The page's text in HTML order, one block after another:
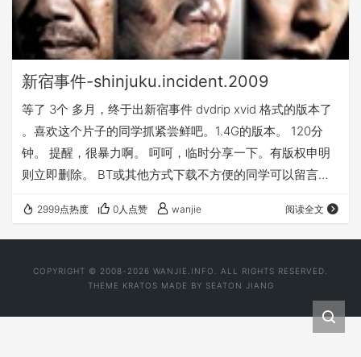
新宿事件-shinjuku.incident.2009
等了 3个 多月，终于出新宿事件 dvdrip xvid 格式的版本了
。喜欢这个片子的同学抓紧尝鲜吧。1.4G的版本。 120分
钟。 提醒，很暴力啊。 呵呵，临时分享一下。有版权申明
则立即删除。 BT或其他方式下载不方便的同学可以留言，
看 flv。 画质嘛，很差，单个文件仅92M. 压缩了 近10倍。
流媒体是要牺牲画质的。明天也许再压一个清晰点的。 Get
2999点热度 0人点赞 wanjie 阅读全文
COPYRIGHT © 2008-2026 WANJIE.INFO. ALL RIGHTS RESERVED.
THEME KRATOS MADE BY SEATON JIANG